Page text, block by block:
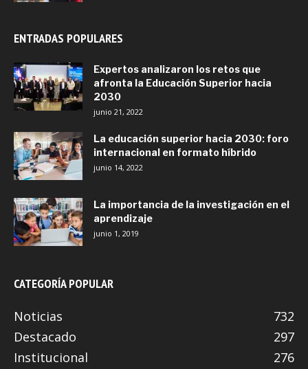
ENTRADAS POPULARES
Expertos analizaron los retos que
afronta la Educación Superior hacia
2030
junio 21, 2022
La educación superior hacia 2030: foro
internacional en formato híbrido
junio 14, 2022
La importancia de la investigación en el
aprendizaje
junio 1, 2019
CATEGORÍA POPULAR
Noticias
732
Destacado
297
Institucional
276